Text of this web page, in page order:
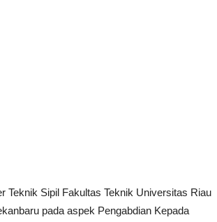
Teknik Sipil Fakultas Teknik Universitas Riau
pada aspek Pengabdian Kepada